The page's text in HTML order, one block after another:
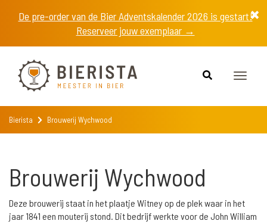
De pre-order van de Bier Adventskalender 2026 is gestart!
Reserveer jouw exemplaar →
Toggle
Bierista Brouwerij Wychwood
Brouwerij Wychwood
Deze brouwerij staat in het plaatje Witney op de plek waar in het
jaar 1841 een mouterij stond. Dit bedrijf werkte voor de John William